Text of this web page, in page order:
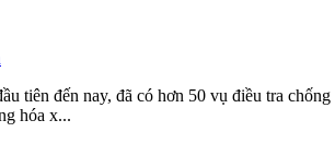
tiên đến nay, đã có hơn 50 vụ điều tra chống
hóa x...